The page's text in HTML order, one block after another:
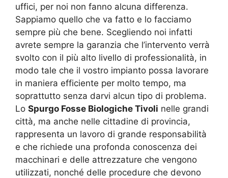
uffici, per noi non fanno alcuna differenza.
Sappiamo quello che va fatto e lo facciamo
sempre più che bene. Scegliendo noi infatti
avrete sempre la garanzia che l’intervento verrà
svolto con il più alto livello di professionalità, in
modo tale che il vostro impianto possa lavorare
in maniera efficiente per molto tempo, ma
soprattutto senza darvi alcun tipo di problema.
Lo Spurgo Fosse Biologiche Tivoli nelle grandi
città, ma anche nelle cittadine di provincia,
rappresenta un lavoro di grande responsabilità
e che richiede una profonda conoscenza dei
macchinari e delle attrezzature che vengono
utilizzati, nonché delle procedure che devono